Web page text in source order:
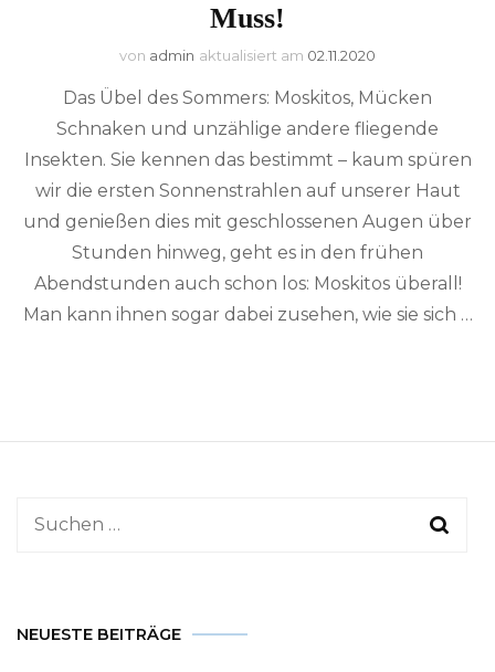
Muss!
von admin aktualisiert am 02.11.2020
Das Übel des Sommers: Moskitos, Mücken
Schnaken und unzählige andere fliegende
Insekten. Sie kennen das bestimmt – kaum spüren
wir die ersten Sonnenstrahlen auf unserer Haut
und genießen dies mit geschlossenen Augen über
Stunden hinweg, geht es in den frühen
Abendstunden auch schon los: Moskitos überall!
Man kann ihnen sogar dabei zusehen, wie sie sich …
Suchen
NEUESTE BEITRÄGE